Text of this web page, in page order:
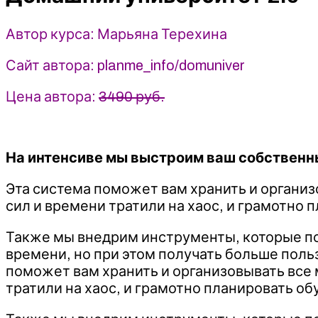
Терехина
Автор курса: Марьяна Терехина
Сайт автора: planme_info/domuniver
Цена автора: 3490 руб.
На интенсиве мы выстроим ваш
Эта система поможет вам хранить и
сил и времени тратили на хаос, и грамотно
Также мы внедрим инструменты, которые
времени, но при этом получать больше
поможет вам хранить и организовывать
тратили на хаос, и грамотно планировать